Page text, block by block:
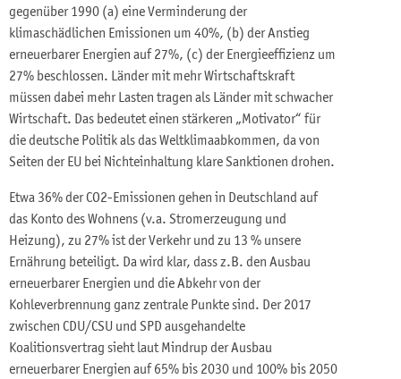
gegenüber 1990 (a) eine Verminderung der
klimaschädlichen Emissionen um 40%, (b) der Anstieg
erneuerbarer Energien auf 27%, (c) der Energieeffizienz um
27% beschlossen. Länder mit mehr Wirtschaftskraft
müssen dabei mehr Lasten tragen als Länder mit schwacher
Wirtschaft. Das bedeutet einen stärkeren „Motivator“ für
die deutsche Politik als das Weltklimaabkommen, da von
Seiten der EU bei Nichteinhaltung klare Sanktionen drohen.
Etwa 36% der CO2-Emissionen gehen in Deutschland auf
das Konto des Wohnens (v.a. Stromerzeugung und
Heizung), zu 27% ist der Verkehr und zu 13 % unsere
Ernährung beteiligt. Da wird klar, dass z.B. den Ausbau
erneuerbarer Energien und die Abkehr von der
Kohleverbrennung ganz zentrale Punkte sind. Der 2017
zwischen CDU/CSU und SPD ausgehandelte
Koalitionsvertrag sieht laut Mindrup der Ausbau
erneuerbarer Energien auf 65% bis 2030 und 100% bis 2050